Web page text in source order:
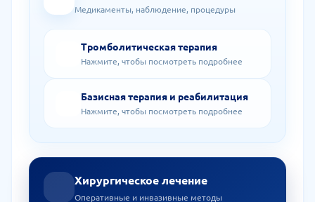
Медикаменты, наблюдение, процедуры
Тромболитическая терапия
Нажмите, чтобы посмотреть подробнее
Базисная терапия и реабилитация
Нажмите, чтобы посмотреть подробнее
Хирургическое лечение
Оперативные и инвазивные методы